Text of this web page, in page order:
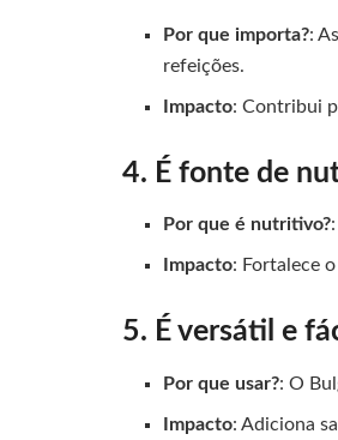
Por que importa?:
refeições.
Impacto: Contribui
4. É fonte de
Por que é nutritivo?
Impacto: Fortalece
5. É versátil e
Por que usar?: O
Impacto: Adiciona